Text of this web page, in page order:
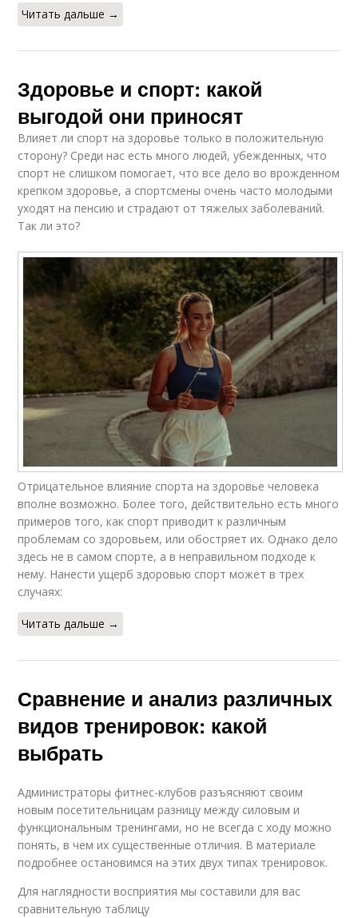
Читать дальше →
Здоровье и спорт: какой
выгодой они приносят
Влияет ли спорт на здоровье только в положительную
сторону? Среди нас есть много людей, убежденных, что
спорт не слишком помогает, что все дело во врожденном
крепком здоровье, а спортсмены очень часто молодыми
уходят на пенсию и страдают от тяжелых заболеваний.
Так ли это?
Отрицательное влияние спорта на здоровье человека
вполне возможно. Более того, действительно есть много
примеров того, как спорт приводит к различным
проблемам со здоровьем, или обостряет их. Однако дело
здесь не в самом спорте, а в неправильном подходе к
нему. Нанести ущерб здоровью спорт может в трех
случаях:
Читать дальше →
Сравнение и анализ различных
видов тренировок: какой
выбрать
Администраторы фитнес-клубов разъясняют своим
новым посетительницам разницу между силовым и
функциональным тренингами, но не всегда с ходу можно
понять, в чем их существенные отличия. В материале
подробнее остановимся на этих двух типах тренировок.
Для наглядности восприятия мы составили для вас
сравнительную таблицу